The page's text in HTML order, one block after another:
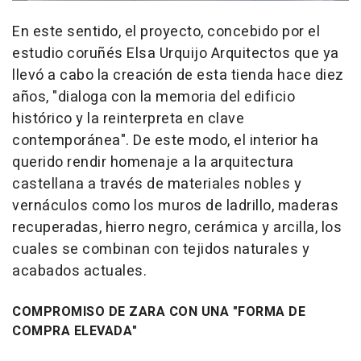
En este sentido, el proyecto, concebido por el
estudio coruñés Elsa Urquijo Arquitectos que ya
llevó a cabo la creación de esta tienda hace diez
años, "dialoga con la memoria del edificio
histórico y la reinterpreta en clave
contemporánea". De este modo, el interior ha
querido rendir homenaje a la arquitectura
castellana a través de materiales nobles y
vernáculos como los muros de ladrillo, maderas
recuperadas, hierro negro, cerámica y arcilla, los
cuales se combinan con tejidos naturales y
acabados actuales.
COMPROMISO DE ZARA CON UNA "FORMA DE
COMPRA ELEVADA"